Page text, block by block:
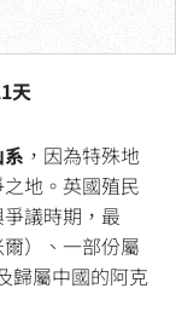
天
，因為特殊地
地。英國殖民
議時期，最
）、一部份屬
歸屬中國的阿克